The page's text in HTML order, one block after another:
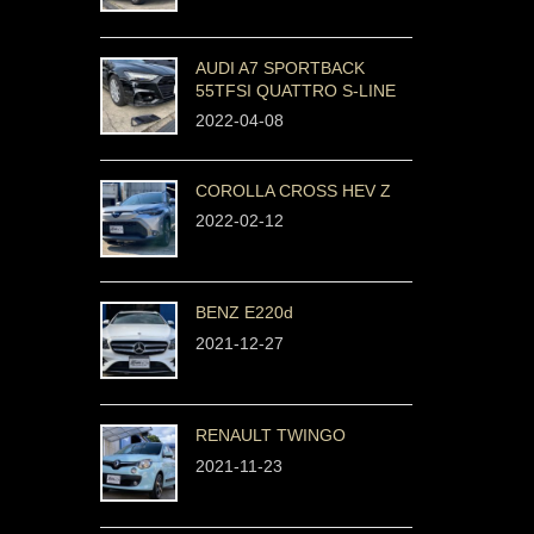
AUDI A7 SPORTBACK
55TFSI QUATTRO S-LINE
2022-04-08
COROLLA CROSS HEV Z
2022-02-12
BENZ E220d
2021-12-27
RENAULT TWINGO
2021-11-23